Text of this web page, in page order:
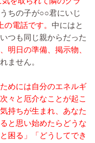
うちの子が○○君にいじ
の電話です。 中にはと
つも同じ親からだった
明日の準備、掲示物、
ません。
めには自分のエネルギ
次々と厄介なことが起こ
持ちが生まれ、あなた
と思い始めたらどうな
困る」「どうしてでき